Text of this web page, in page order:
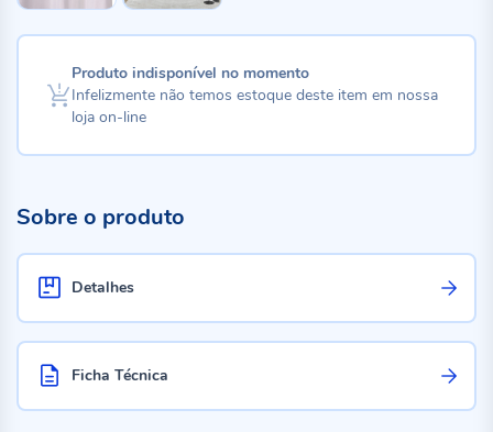
Produto indisponível no momento
Infelizmente não temos estoque deste item em nossa
loja on-line
Sobre o produto
Detalhes
Ficha Técnica